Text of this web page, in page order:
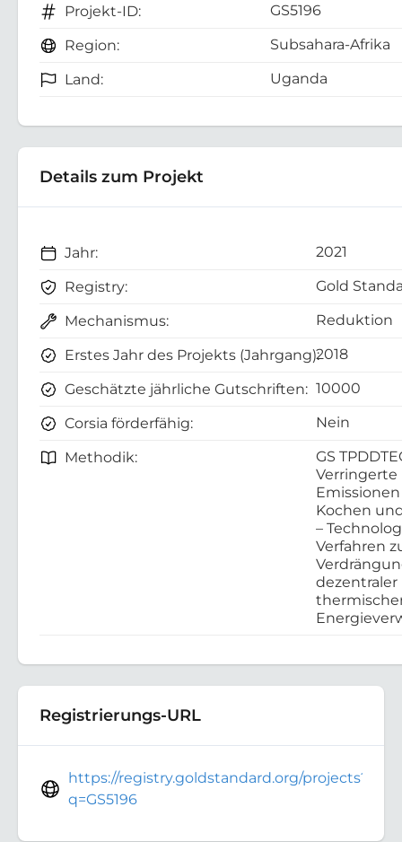
Projekt-ID: GS5196
Region: Subsahara-Afrika
Land: Uganda
Details zum Projekt
Jahr: 2021
Registry: Gold
Mechanismus: Reduktion
Erstes Jahr des Projekts (Jahrgang):2018
Geschätzte jährliche Gutschriften: 10000
Corsia förderfähig: Nein
Methodik:
GS
Verringerte
Kochen
–
Verfahren
dezentraler
Registrierungs-URL
https://registry.goldstandard.org/projects?
q=GS5196